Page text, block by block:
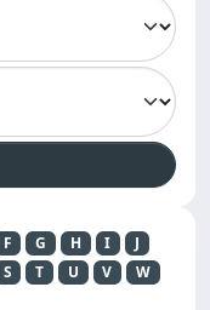
F G H I
J
S T U V
W